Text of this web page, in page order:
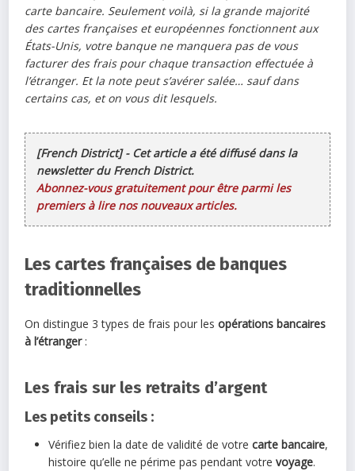
carte bancaire. Seulement voilà, si la grande majorité
des cartes françaises et européennes fonctionnent aux
États-Unis, votre banque ne manquera pas de vous
facturer des frais pour chaque transaction effectuée à
l’étranger. Et la note peut s’avérer salée… sauf dans
certains cas, et on vous dit lesquels.
[French District] - Cet article a été diffusé dans la
newsletter du French District.
Abonnez-vous gratuitement pour être parmi les
premiers à lire nos nouveaux articles.
Les cartes françaises de banques
traditionnelles
On distingue 3 types de frais pour lesopérations bancaires
à l’étranger:
Les frais sur les retraits d’argent
Les petits conseils :
Vérifiez bien la date de validité de votrecarte bancaire,
histoire qu’elle ne périme pas pendant votre voyage.